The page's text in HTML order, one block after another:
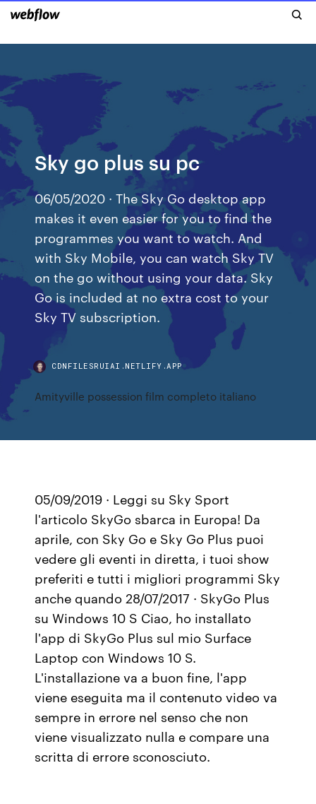
Sky go plus su pc
06/05/2020 · The Sky Go desktop app
makes it even easier for you to find the
programmes you want to watch. And
with Sky Mobile, you can watch Sky TV
on the go without using your data. Sky
Go is included at no extra cost to your
Sky TV subscription.
CDNFILESRUIAI.NETLIFY.APP
Amityville possession film completo italiano
05/09/2019 · Leggi su Sky Sport
l'articolo SkyGo sbarca in Europa! Da
aprile, con Sky Go e Sky Go Plus puoi
vedere gli eventi in diretta, i tuoi show
preferiti e tutti i migliori programmi Sky
anche quando 28/07/2017 · SkyGo Plus
su Windows 10 S Ciao, ho installato
l'app di SkyGo Plus sul mio Surface
Laptop con Windows 10 S.
L'installazione va a buon fine, l'app
viene eseguita ma il contenuto video va
sempre in errore nel senso che non
viene visualizzato nulla e compare una
scritta di errore sconosciuto.